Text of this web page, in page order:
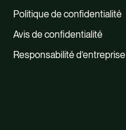
Politique de confidentialité
Avis de confidentialité
Responsabilité d’entreprise